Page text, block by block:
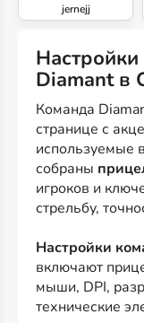
jernejj
Настройки и конфиги команды
Diamant в
Команда
странице с
используемые
собраны
игроков и
стрельбу,
Настройки
включают
мыши, DPI,
технические